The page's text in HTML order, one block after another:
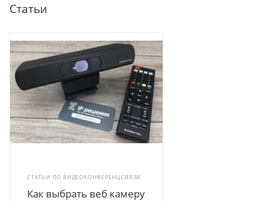
Статьи
СТАТЬИ ПО ВИДЕОКОНФЕРЕНЦСВЯЗИ
Как выбрать веб камеру